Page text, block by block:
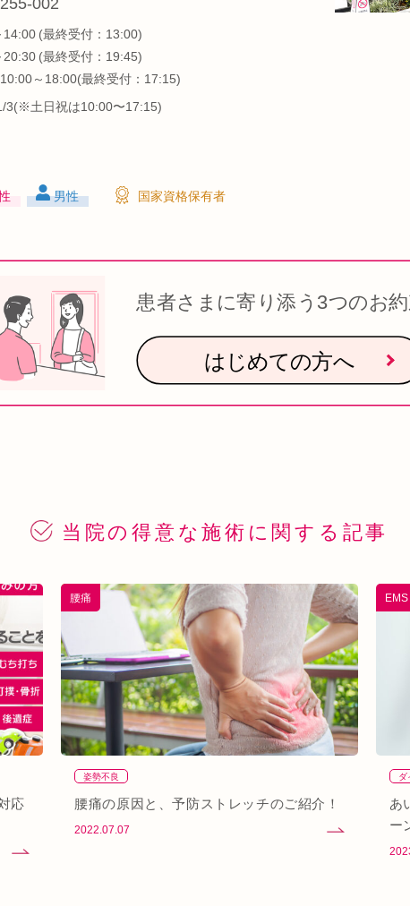
(最終受付：13:00)
(最終受付：19:45)
～18:00(最終受付：17:15)
3(※土日祝は10:00〜17:15)
男性 国家資格保有者
患者さまに寄り添う3つのお
はじめての方へ
当院の得意な施術に関する記事
応
腰痛
姿勢不良
腰痛の原因と、予防ストレッチのご紹介！
2022.07.07
あ
ー